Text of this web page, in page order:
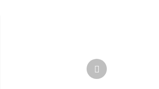
Další
produkt